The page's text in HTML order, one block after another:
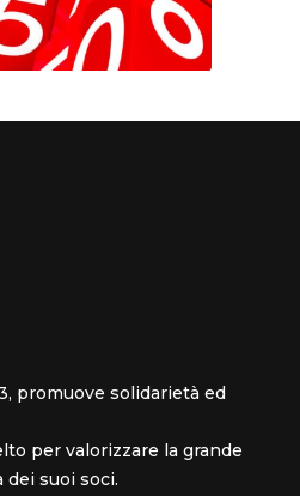
promuove solidarietà ed
per valorizzare la grande
suoi soci.